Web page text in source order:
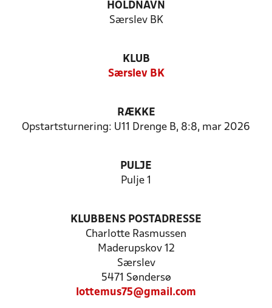
HOLDNAVN
Særslev BK
KLUB
Særslev BK
RÆKKE
Opstartsturnering: U11 Drenge B, 8:8, mar 2026
PULJE
Pulje 1
KLUBBENS POSTADRESSE
Charlotte Rasmussen
Maderupskov 12
Særslev
5471 Søndersø
lottemus75@gmail.com